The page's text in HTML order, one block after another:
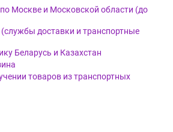
Москве и Московской области (до
доставки и транспортные
Беларусь и Казахстан
товаров из транспортных